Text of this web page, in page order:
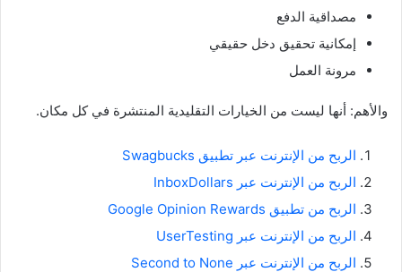
مصداقية الدفع
إمكانية تحقيق دخل حقيقي
مرونة العمل
والأهم: أنها ليست من الخيارات التقليدية المنتشرة في كل مكان.
الربح من الإنترنت عبر تطبيق Swagbucks
الربح من الإنترنت عبر InboxDollars
الربح من تطبيق Google Opinion Rewards
الربح من الإنترنت عبر UserTesting
الربح من الإنترنت عبر Second to None